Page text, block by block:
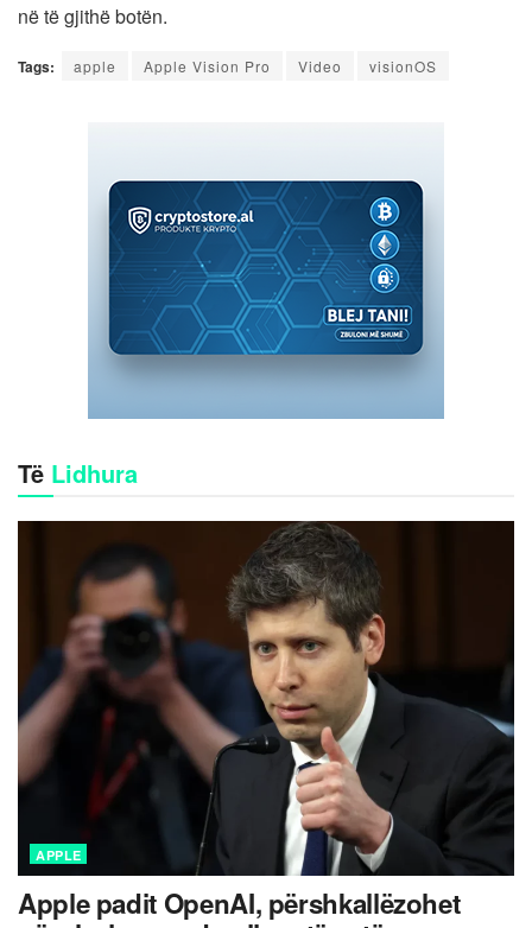
në të gjithë botën.
Tags: apple Apple Vision Pro Video visionOS
Të Lidhura
APPLE
Apple padit OpenAI, përshkallëzohet